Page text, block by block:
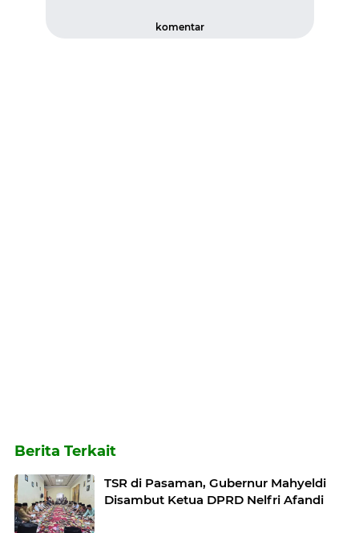
komentar
Berita Terkait
TSR di Pasaman, Gubernur Mahyeldi
Disambut Ketua DPRD Nelfri Afandi